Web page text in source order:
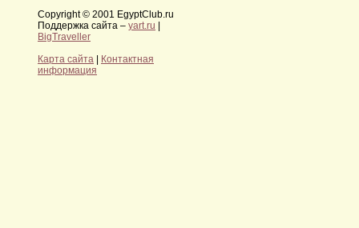
Copyright © 2001 EgyptClub.ru
Поддержка сайта – yart.ru |
BigTraveller
Карта сайта | Контактная
информация